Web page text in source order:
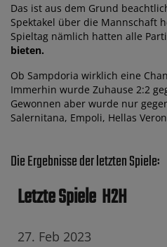
Das ist aus dem Grund
Spektakel über die Mannschaft
Spieltag nämlich hatten alle
bieten.
Ob Sampdoria wirklich eine
Immerhin wurde Zuhause 2:2
Gewonnen aber wurde nur
Salernitana, Empoli, Hellas
Die Ergebnisse der letzten Spiele:
Letzte Spiele H2H
27. Feb 2023